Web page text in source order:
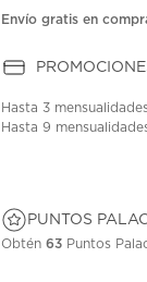
Envío gratis en
Hasta 3
Hasta9
PUNTOS
Obtén63 Puntos